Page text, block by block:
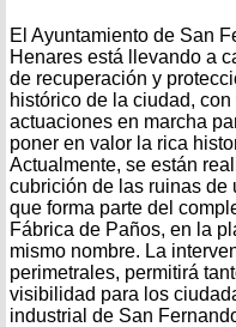
El Ayuntamiento de San
Henares está llevando a
de recuperación y
histórico de la ciudad, con
actuaciones en marcha
poner en valor la rica
Actualmente, se están
cubrición de las ruinas de
que forma parte del
Fábrica de Paños, en la
mismo nombre. La
perimetrales, permitirá
visibilidad para los
industrial de San